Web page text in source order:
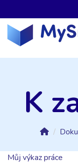
K
Můj výkaz práce